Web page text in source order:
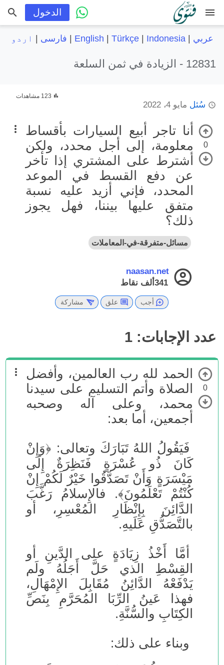
menu الدخول
عربي |
English Türkçe| Indonesia فارسی اردو
12831 - الزيادة في ثمن السلعة
سُئل مايو 4، 2022
123 مشاهدات
0
أنا تاجر أبيع السيارات بأقساط
معلومة، إلى أجل محدد، ولكن
أشترط على المشتري إذا تأخر
عن دفع القسط في الموعد
المحدد، فإني أزيد عليه نسبة
متفق عليها بيننا، فهل يجوز
ذلك؟
مسائل-متفرقة-في-المعاملات
naasan.net
341ألف
نقاط
أجب علق مشاركة
عدد الإجابات: 1
0
الحمد لله رب العالمين، وأفضل
الصلاة وأتم التسليم على سيدنا
محمد، وعلى آله وصحبه
أجمعين، أما بعد:
فَيَقُولُ اللهُ تَبَارَكَ وتعالى: ﴿وَإِنْ
كَانَ ذُو عُسْرَةٍ فَنَظِرَةٌ إِلَى
مَيْسَرَةٍ وَأَنْ تَصَدَّقُوا خَيْرٌ لَكُمْ إِنْ
كُنْتُمْ تَعْلَمُونَ﴾. فالإِسلامُ رَغَّبَ
الدَّائِنَ بِإِنْظَارِ المُعْسِرِ، أو
بالتَّصَدُّقِ عَلَيهِ.
أمَّا أَخْذُ زِيَادَةٍ على الدَّينِ أو
القِسْطِ الذي حَلَّ أَجَلُهُ ولَم
يَدْفَعْهُ الدَّائِنُ مُقَابِلَ الإِمْهَالِ،
فهذا عَينُ الرِّبَا المُحَرَّمِ بِنَصِّ
الكِتَابِ والسُّنَّةِ.
وبناء على ذلك: